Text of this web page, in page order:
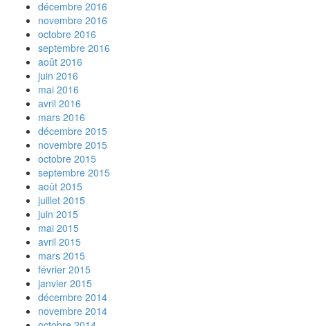
décembre 2016
novembre 2016
octobre 2016
septembre 2016
août 2016
juin 2016
mai 2016
avril 2016
mars 2016
décembre 2015
novembre 2015
octobre 2015
septembre 2015
août 2015
juillet 2015
juin 2015
mai 2015
avril 2015
mars 2015
février 2015
janvier 2015
décembre 2014
novembre 2014